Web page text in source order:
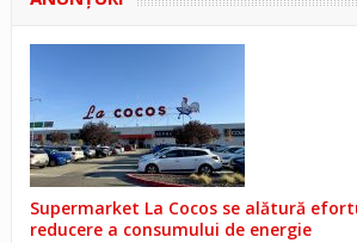
Supermarket La Cocos se alătură
reducere a consumului de energie